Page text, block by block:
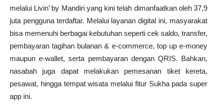
melalui Livin’ by Mandiri yang kini telah dimanfaatkan oleh 37,9
juta pengguna terdaftar. Melalui layanan digital ini, masyarakat
bisa memenuhi berbagai kebutuhan seperti cek saldo, transfer,
pembayaran tagihan bulanan & e-commerce, top up e-money
maupun e-wallet, serta pembayaran dengan QRIS. Bahkan,
nasabah juga dapat melakukan pemesanan tiket kereta,
pesawat, hingga tempat wisata melalui fitur Sukha pada super
app ini.